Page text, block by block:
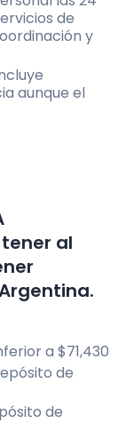
de
y
aunque el
al
a $71,430
de
de